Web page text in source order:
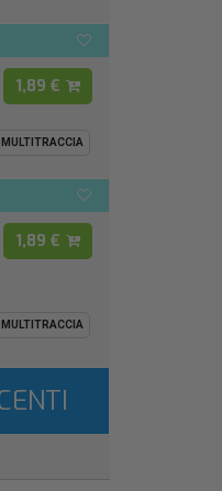
1,89 €
MULTITRACCIA
1,89 €
MULTITRACCIA